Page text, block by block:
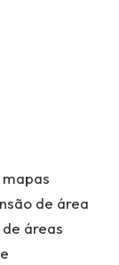
de área
áreas